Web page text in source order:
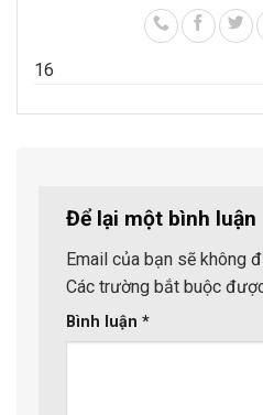
16
Để lại một bình luận
Email của bạn sẽ không
Các trường bắt buộc
Bình luận *